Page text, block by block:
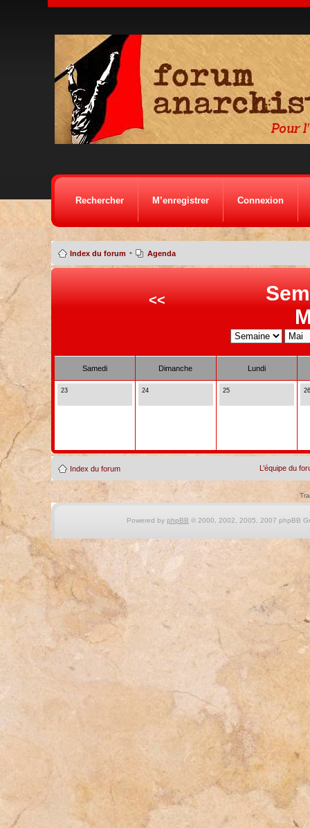
Rechercher M’enregistrer Connexion
Index du forum • Agenda
<<
Samedi Dimanche Lundi
23 24 25 26
Index du forum L’équipe du
Powered by phpBB © 2000, 2002, 2005, 2007 phpBB